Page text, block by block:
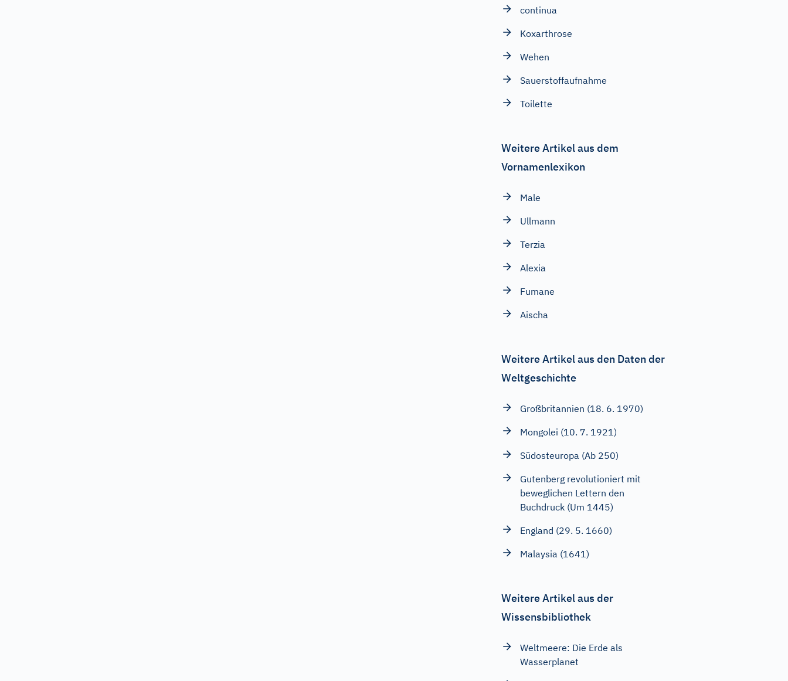
continua
Koxarthrose
Wehen
Sauerstoffaufnahme
Toilette
Weitere Artikel aus dem
Vornamenlexikon
Male
Ullmann
Terzia
Alexia
Fumane
Aischa
Weitere Artikel aus den Daten der
Weltgeschichte
Großbritannien (18. 6. 1970)
Mongolei (10. 7. 1921)
Südosteuropa (Ab 250)
Gutenberg revolutioniert mit
beweglichen Lettern den
Buchdruck (Um 1445)
England (29. 5. 1660)
Malaysia (1641)
Weitere Artikel aus der
Wissensbibliothek
Weltmeere: Die Erde als
Wasserplanet